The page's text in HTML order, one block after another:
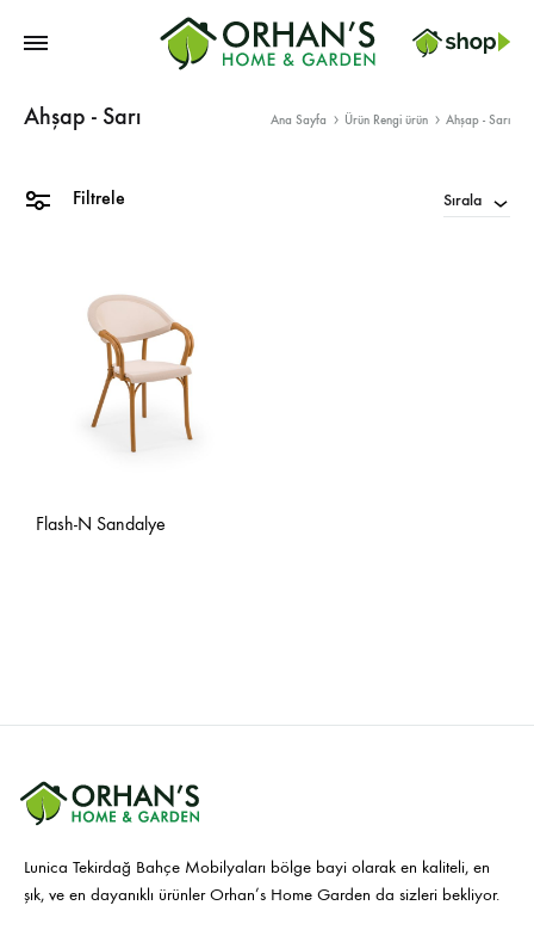
Ahşap - Sarı Ana Sayfa Ürün Rengi ürün Ahşap - Sarı
Filtrele Sırala
Flash-N Sandalye
Lunica Tekirdağ Bahçe Mobilyaları bölge bayi olarak en kaliteli, en
şık, ve en dayanıklı ürünler Orhan’s Home Garden da sizleri bekliyor.